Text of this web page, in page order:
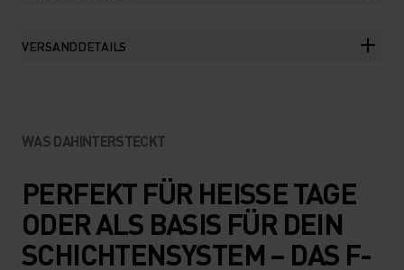
VERSANDDETAILS
WAS DAHINTERSTECKT
PERFEKT FÜR HEISSE TAGE O
DER ALS BASIS FÜR DEIN S
CHICHTENSYSTEM – DAS F-D